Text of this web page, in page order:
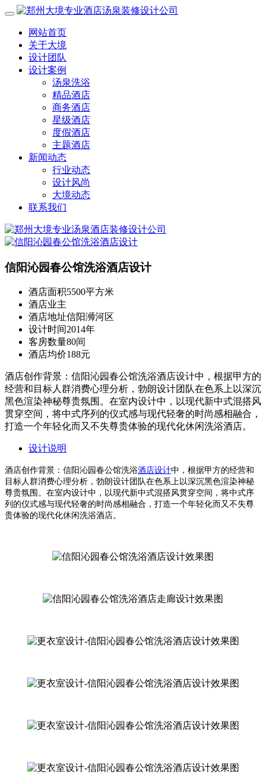
网站首页
关于大境
设计团队
设计案例
汤泉洗浴
精品酒店
商务酒店
星级酒店
度假酒店
主题酒店
新闻动态
行业动态
设计风尚
大境动态
联系我们
信阳沁园春公馆洗浴酒店设计
酒店面积5500平方米
酒店业主
酒店地址信阳浉河区
设计时间2014年
客房数量80间
酒店均价188元
酒店创作背景：信阳沁园春公馆洗浴酒店设计中，根据甲方的
经营和目标人群消费心理分析，勃朗设计团队在色系上以深沉
黑色渲染神秘尊贵氛围。在室内设计中，以现代新中式混搭风
贯穿空间，将中式序列的仪式感与现代轻奢的时尚感相融合，
打造一个年轻化而又不失尊贵体验的现代化休闲洗浴酒店。
设计说明
酒店创作背景：信阳沁园春公馆洗浴酒店设计中，根据甲方的经营和
目标人群消费心理分析，勃朗设计团队在色系上以深沉黑色渲染神秘
尊贵氛围。在室内设计中，以现代新中式混搭风贯穿空间，将中式序
列的仪式感与现代轻奢的时尚感相融合，打造一个年轻化而又不失尊
贵体验的现代化休闲洗浴酒店。